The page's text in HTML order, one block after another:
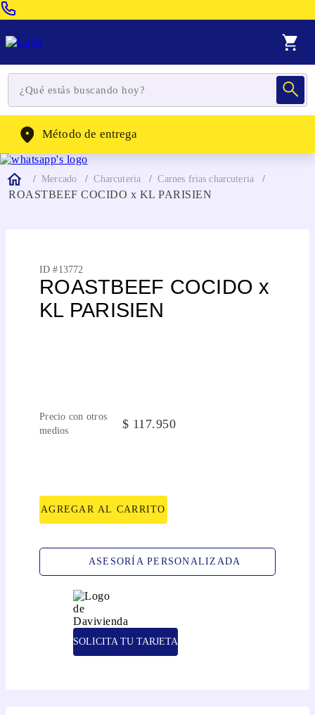
WhatsApp: (302) 262-4104
Método de entrega
Mercado Charcuteria Carnes frias charcuteria
ROASTBEEF COCIDO x KL PARISIEN
ID #13772
ROASTBEEF COCIDO x
KL PARISIEN
Precio con otros
medios
$ 117.950
AGREGAR AL CARRITO
ASESORÍA PERSONALIZADA
SOLICITA TU TARJETA